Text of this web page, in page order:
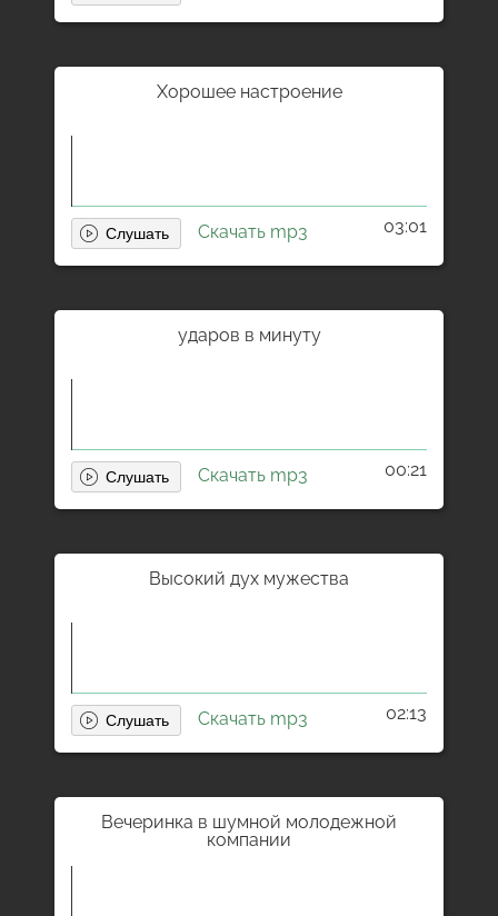
Хорошее настроение
Скачать mp3 03:01
ударов в минуту
Скачать mp3 00:21
Высокий дух мужества
Скачать mp3 02:13
Вечеринка в шумной молодежной
компании